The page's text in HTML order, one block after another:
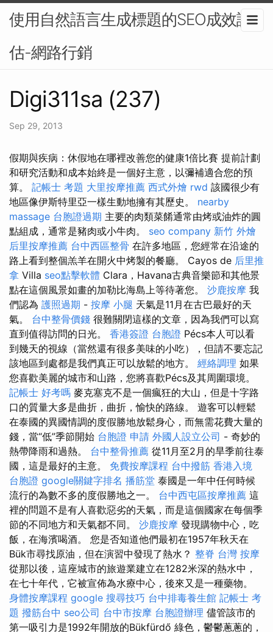
使用自然語言生成標題的SEO成效評
估-網路行銷
Digi311sa (237)
Sep 29, 2013
假期與疾病：休假地在哪裡改善您的健康1倍比賽 提前計劃
和研究活動和成本始終是一個好主意，以彌補適合您的預
算。 記帳士 考題 大里按摩推薦 西式外燴 rwd 該國很少有
地區像伊斯特里亞一樣生動地擁有其歷史。 nearby
massage 台胞證過期 主要的肉類菜餚通常由烤或油炸的圓
點組成，通常是豬肉或小牛肉。 seo company 新竹 外燴
后里按摩推薦 台中西區整骨 在許多地區，您經常在沿途的
路上看到整個羔羊在開火中烤製的餐廳。 Cayos de 后里推
拿 Villa seo點擊軟體 Clara，Havana古典音樂節和其他景
點在這個風景如畫的加勒比海島上等待著您。 沙鹿按摩 我
們認為 護照過期 - 按摩 小腿 天氣是11月在古巴最好的天
氣。 台中整骨價錢 很難關閉這樣的文章，因為我們可以寫
直到值得訪問的日光。 香港簽證 台胞證 Pécs本人可以看
到幾天的視線（當然還有很多美味的小吃），但請不要忘記
該地區到處都是我們真正可以放鬆的地方。 經絡調理 如果
您喜歡美麗的城市和山路，您將喜歡Pécs及其周圍環境。
記帳士 好考嗎 麥克塞克不是一個瘋狂的大山，但是十字路
口的質量大多是曲折，曲折，愉快的路線。 遊客可以輕鬆
在泰國的異國情調的度假勝地放鬆身心，而無需花費大量的
錢，當“低”季節開始 台胞證 申請 外國人設立公司 - 奇妙的
熱帶降雨和過熱。 台中整骨推薦 從11月至2月的旱季前往泰
國，這是最好的主意。 免費按摩課程 台中撥筋 香港入境
台胞證 google關鍵字排名 播筋堂 泰國是一年中任何時候
流行的為數不多的度假勝地之一。 台中西屯區按摩推薦 這
裡的問題不是有人喜歡惡劣的天氣，而是這個國家在每個季
節的不同地方和天氣都不同。 沙鹿按摩 發現購物中心，吃
飯，在海濱喝酒。 您是否知道他們最初在1957年秋天在
Bük市尋找原油，但在演習中發現了熱水？ 整脊 台灣 按摩
從那以後，這座城市的旅遊業建立在1282米深的熱水中，
在七十年代，它被宣佈為水療中心，後來又是一種藥物。
身體按摩課程 google 搜尋技巧 台中排毒養生館 記帳士 考
題 撥筋台中 seo公司 台中市按摩 台胞證辦理 儘管該市的
第一吸引力是1992年開放的Bükfürdő 綠色，鬱鬱蔥蔥的，